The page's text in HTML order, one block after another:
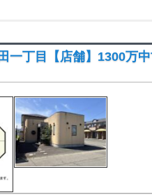
丁目【店舗】1300万